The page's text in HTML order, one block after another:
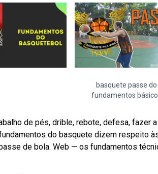
basquete passe do
fundamentos
de pés, drible, rebote, defesa, fazer a
do basquete dizem respeito
de bola. Web — os fundamentos